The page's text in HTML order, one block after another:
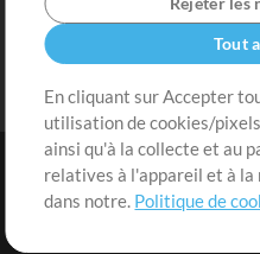
Conditions |
Tout
En cliquant sur Accepter
utilisation de cookies/
ainsi qu'à la collecte et au
relatives à l'appareil et à
dans notre. Politique de